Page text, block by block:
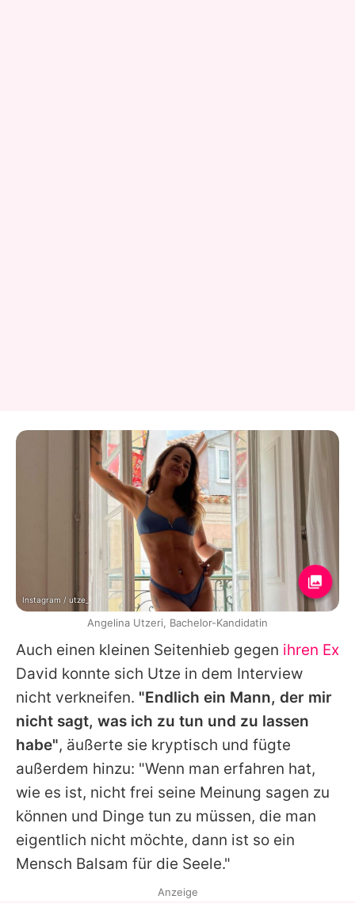
Auch einen kleinen Seitenhieb gegen ihren Ex
David konnte sich Utze in dem Interview
nicht verkneifen. "Endlich ein Mann, der mir
nicht sagt, was ich zu tun und zu lassen
habe", äußerte sie kryptisch und fügte
außerdem hinzu: "Wenn man erfahren hat,
wie es ist, nicht frei seine Meinung sagen zu
können und Dinge tun zu müssen, die man
eigentlich nicht möchte, dann ist so ein
Mensch Balsam für die Seele."
Instagram / utze_
Angelina Utzeri, Bachelor-Kandidatin
Anzeige